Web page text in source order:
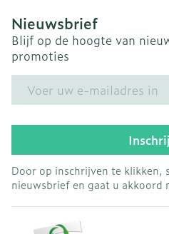
Nieuwsbrief
Blijf op de hoogte van
promoties
Door op inschrijven te klikken,
nieuwsbrief en gaat u akkoord